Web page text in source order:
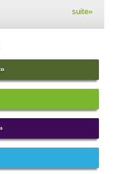
suite»